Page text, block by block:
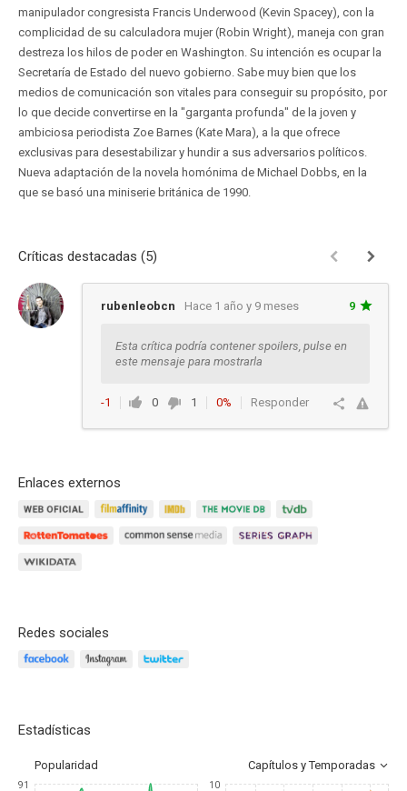
manipulador congresista Francis Underwood (Kevin Spacey), con la
complicidad de su calculadora mujer (Robin Wright), maneja con gran
destreza los hilos de poder en Washington. Su intención es ocupar la
Secretaría de Estado del nuevo gobierno. Sabe muy bien que los
medios de comunicación son vitales para conseguir su propósito, por
lo que decide convertirse en la "garganta profunda" de la joven y
ambiciosa periodista Zoe Barnes (Kate Mara), a la que ofrece
exclusivas para desestabilizar y hundir a sus adversarios políticos.
Nueva adaptación de la novela homónima de Michael Dobbs, en la
que se basó una miniserie británica de 1990.
Críticas destacadas (5)
rubenleobcn Hace 1 año y 9 meses 9
Esta crítica podría contener spoilers, pulse en
este mensaje para mostrarla
-1 0 1 0% Responder
Enlaces externos
Redes sociales
Estadísticas
Popularidad Capítulos y Temporadas
91 10